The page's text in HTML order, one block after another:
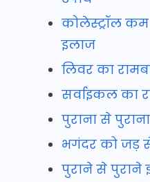
कोलेस्ट्रॉल
इलाज
लिवर का
सर्वाइकल का
पुराना से
भगंदर को जड़
पुराने से पुराने